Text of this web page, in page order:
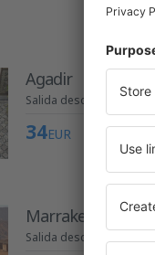
Agadir
Salida desde Granadilla
34EUR
Marrakech
Salida desde Granadilla